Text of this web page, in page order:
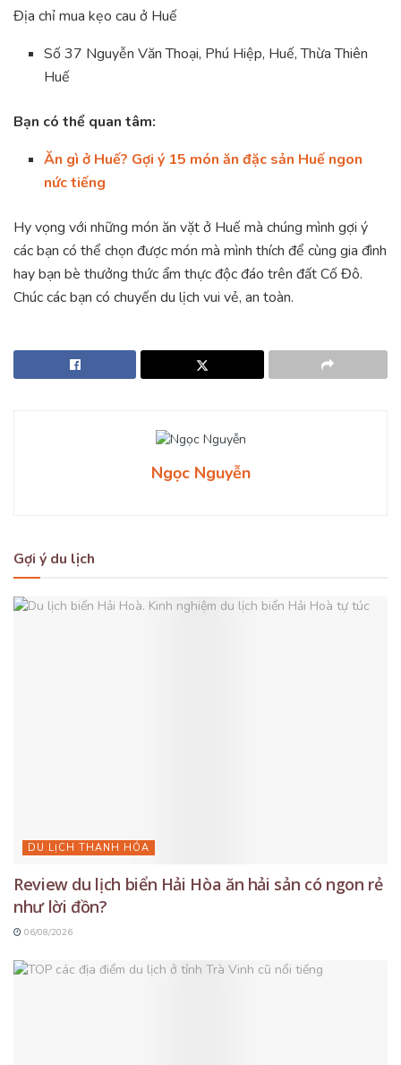
Địa chỉ mua kẹo cau ở Huế
Số37 Nguyễn Văn Thoại, Phú Hiệp, Huế, Thừa Thiên
Huế
Bạn có thể quan tâm:
Ăn gì ở Huế? Gợi ý 15 món ăn đặc sản Huế ngon
nức tiếng
Hy vọng với những món ăn vặt ở Huế mà chúng mình gợi ý
các bạn có thể chọn được món mà mình thích để cùng gia đình
hay bạn bè thưởng thức ẩm thực độc đáo trên đất Cố Đô.
Chúc các bạn có chuyến du lịch vui vẻ, an toàn.
Ngọc Nguyễn
Gợi ý du lịch
DU LỊCH THANH HÓA
Review du lịch biển Hải Hòa ăn hải sản có ngon rẻ
như lời đồn?
06/08/2026